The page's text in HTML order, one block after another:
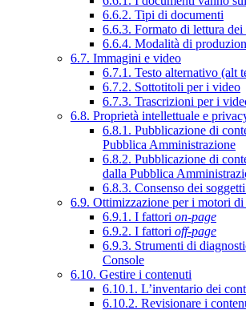
6.6.2. Tipi di documenti
6.6.3. Formato di lettura
6.6.4. Modalità di
6.7. Immagini e video
6.7.1. Testo alternativo (alt
6.7.2. Sottotitoli per i video
6.7.3. Trascrizioni per i
6.8. Proprietà intellettuale e
6.8.1. Pubblicazione di
Pubblica Amministrazione
6.8.2. Pubblicazione di
dalla Pubblica
6.8.3. Consenso dei
6.9. Ottimizzazione per i motori
6.9.1. I fattori on-page
6.9.2. I fattori off-page
6.9.3. Strumenti di
Console
6.10. Gestire i contenuti
6.10.1. L’inventario dei
6.10.2. Revisionare i